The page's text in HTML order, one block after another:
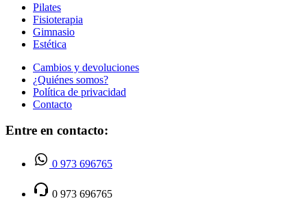
Pilates
Fisioterapia
Gimnasio
Estética
Cambios y devoluciones
¿Quiénes somos?
Política de privacidad
Contacto
Entre en contacto:
0 973 696765
0 973 696765